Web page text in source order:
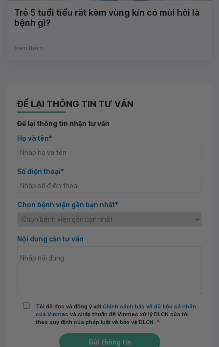
Trẻ 5 tuổi tiểu rắt kèm vùng kín có mùi hôi là
bệnh gì?
Xem thêm
ĐỂ LẠI THÔNG TIN TƯ VẤN
Để lại thông tin nhận tư vấn
Họ và tên*
Số điện thoại*
Chọn bệnh viện gần bạn nhất*
Nội dung cần tư vấn
Tôi đã đọc và đồng ý với Chính sách bảo vệ dữ liệu cá nhân
của Vinmec và chấp thuận để Vinmec xử lý DLCN của tôi
theo quy định của pháp luật về bảo vệ DLCN. *
Gửi thông tin